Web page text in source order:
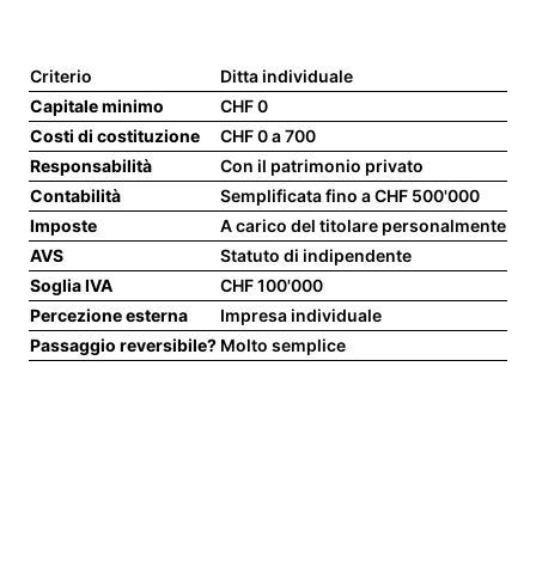
Criterio Ditta individuale
Capitale minimo
CHF 0
Costi di costituzione
CHF 0 a 700
Responsabilità
Con il patrimonio privato
Contabilità
Semplificata fino a CHF 500'000
Imposte
A carico del titolare personalmente
AVS
Statuto di indipendente
Soglia IVA
CHF 100'000
Percezione esterna
Impresa individuale
Passaggio reversibile? Molto semplice